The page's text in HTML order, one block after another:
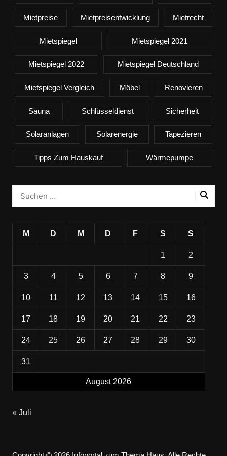
Mietpreise Mietpreisentwicklung Mietrecht
Mietspiegel Mietspiegel 2021
Mietspiegel 2022 Mietspiegel Deutschland
Mietspiegel Vergleich Möbel Renovieren
Sauna Schlüsseldienst Sicherheit
Solaranlagen Solarenergie Tapezieren
Tipps Zum Hauskauf Wärmepumpe
August 2026
M D M D F S S
1 2
3 4 5 6 7 8 9
10 11 12 13 14 15 16
17 18 19 20 21 22 23
24 25 26 27 28 29 30
31
« Juli